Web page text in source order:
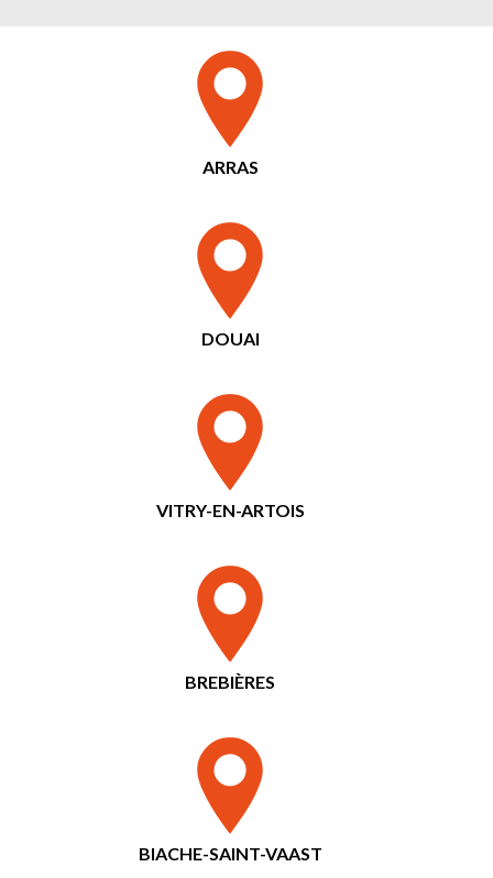
ARRAS
DOUAI
VITRY-EN-ARTOIS
BREBIÈRES
BIACHE-SAINT-VAAST